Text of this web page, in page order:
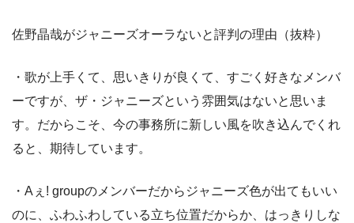
佐野晶哉がジャニーズオーラないと評判の理由（抜粋）
・歌が上手くて、思いきりが良くて、すごく好きなメンバ
ーですが、ザ・ジャニーズという雰囲気はないと思いま
す。だからこそ、今の事務所に新しい風を吹き込んでくれ
ると、期待しています。
・Aぇ! groupのメンバーだからジャニーズ色が出てもいい
のに、ふわふわしている立ち位置だからか、はっきりしな